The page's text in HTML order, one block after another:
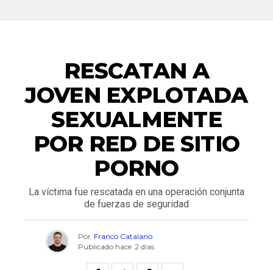
RESCATAN A
JOVEN EXPLOTADA
SEXUALMENTE
POR RED DE SITIO
PORNO
La víctima fue rescatada en una operación conjunta
de fuerzas de seguridad
Por Franco Catalano
Publicado hace 2 días